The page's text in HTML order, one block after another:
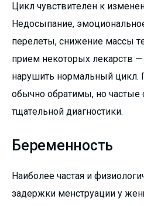
Цикл чувствителен к
Недосыпание,
перелеты, снижение массы
прием некоторых лекарств
нарушить нормальный
обычно обратимы, но частые
тщательной диагностики.
Беременность
Наиболее частая и
задержки менструации у